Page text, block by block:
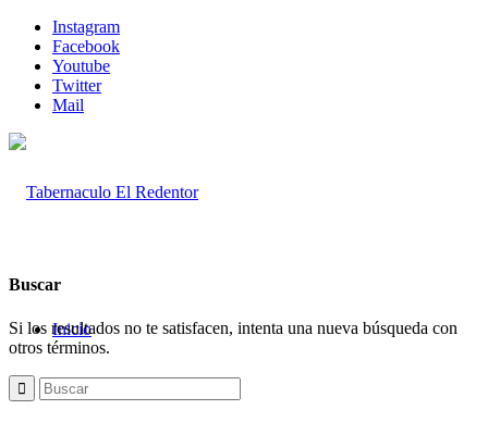
Instagram
Facebook
Youtube
Twitter
Mail
Inicio
Buscar
Si los resultados no te satisfacen, intenta una nueva búsqueda con
otros términos.